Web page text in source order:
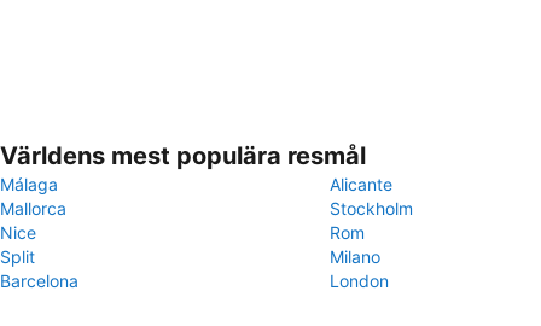
Världens mest populära resmål
Málaga
Alicante
Mallorca
Stockholm
Nice
Rom
Split
Milano
Barcelona
London